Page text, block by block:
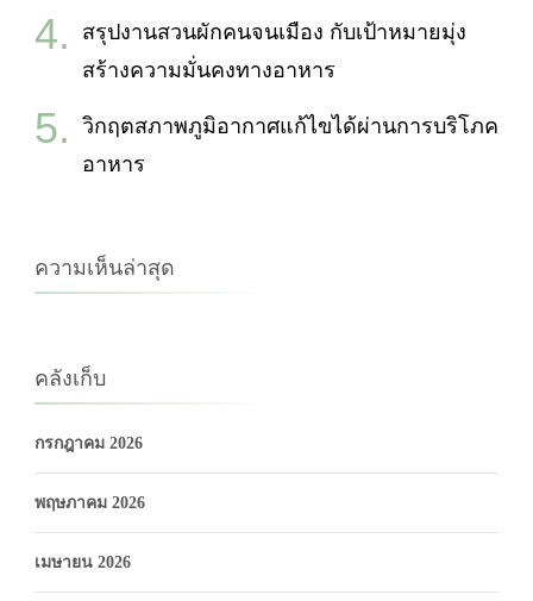
สรุปงานสวนผักคนจนเมือง กับเป้าหมายมุ่ง
สร้างความมั่นคงทางอาหาร
วิกฤตสภาพภูมิอากาศแก้ไขได้ผ่านการบริโภค
อาหาร
ความเห็นล่าสุด
คลังเก็บ
กรกฎาคม 2026
พฤษภาคม 2026
เมษายน 2026